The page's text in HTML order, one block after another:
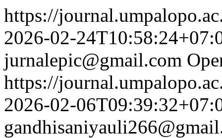
https://
2026-02-
jurnalepic@gmail.com
https://
2026-02-